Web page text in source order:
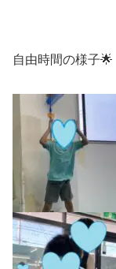
自由時間の様子🌟